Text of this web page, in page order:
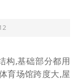
构,基础部分都用
育场馆跨度大,屋